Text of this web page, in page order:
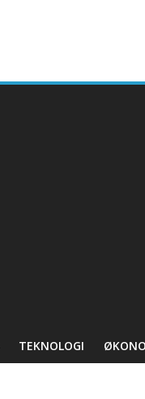
TEKNOLOGI